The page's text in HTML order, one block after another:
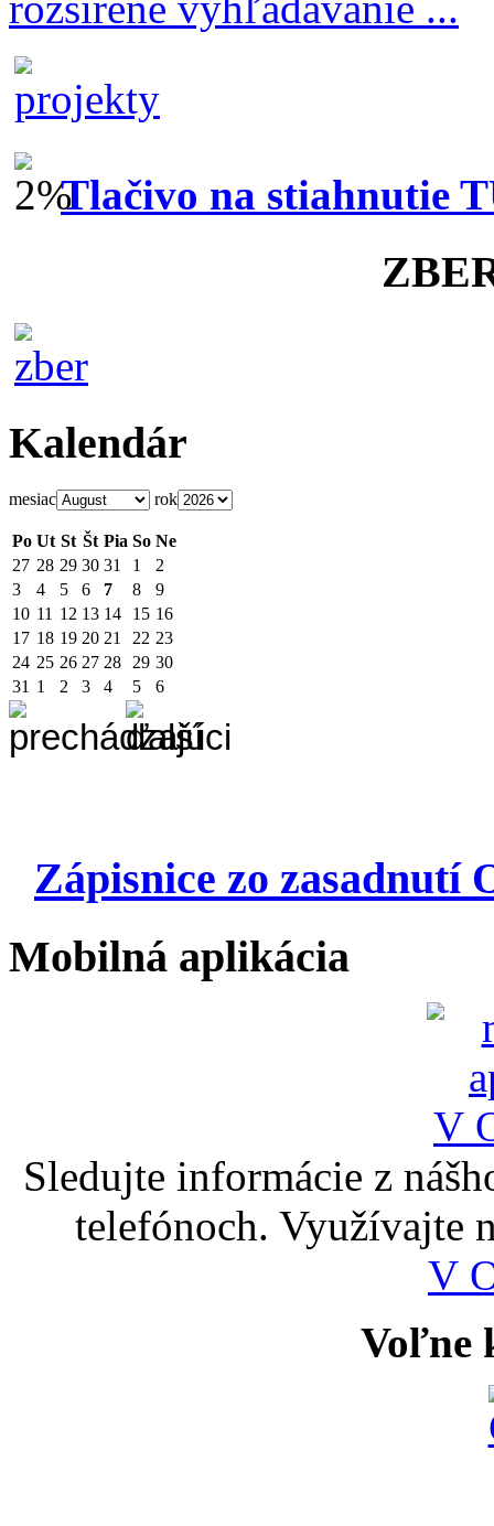
Tlačivo na stiahnutie
Kalendár
mesiac rok
Po Ut St Št Pia So Ne
27 28 29 30 31 1
2
3
4 5 6 7 8
9
10 11 12 13 14 15 16
17 18 19 20 21 22 23
24 25 26 27 28 29 30
31 1 2 3 4 5 6
Zápisnice zo zasadnutí
Mobilná aplikácia
Sledujte informácie z
telefónoch. Využívajte
V
Voľne